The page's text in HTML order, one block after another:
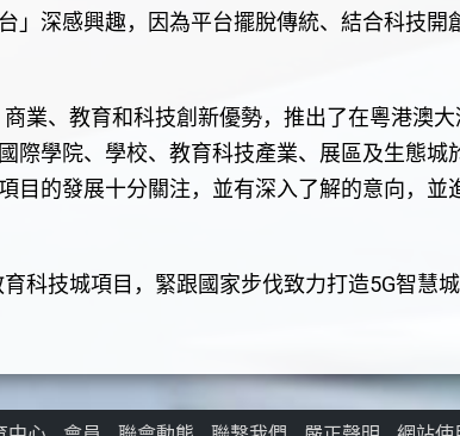
」深感興趣，因為平台擺脫傳統、結合科技開
業、教育和科技創新優勢，推出了在粵港澳大
際學院、學校、教育科技產業、展區及生態城
目的發展十分關注，並有深入了解的意向，並
科技城項目，緊跟國家步伐致力打造5G智慧城